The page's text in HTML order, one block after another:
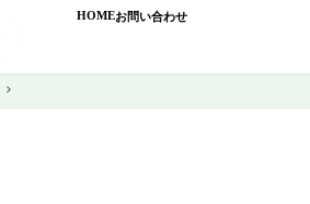
HOMEお問い合わせ